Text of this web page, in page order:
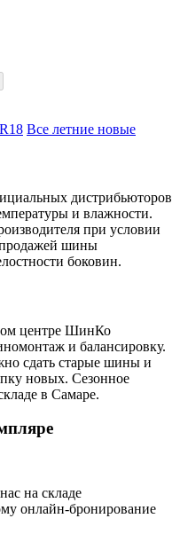
Все летние новые
дистрибьюторов
и влажности.
при условии
продажей шины
боковин.
центре ШинКо
и балансировку.
сдать старые шины и
новых. Сезонное
в Самаре.
на складе
онлайн-бронирование